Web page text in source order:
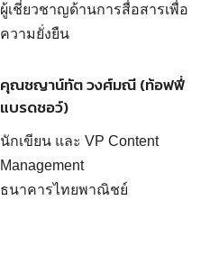
ผู้เชี่ยวชาญด้านการสื่อสารเพื่อ
ความยั่งยืน
คุณชญาน์ทัต วงศ์มณี (ท้อฟฟี่
แบรดชอว์)
นักเขียน และ VP Content
Management
ธนาคารไทยพาณิชย์